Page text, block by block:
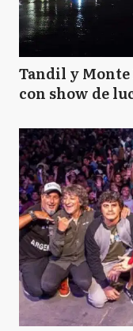
Tandil y Monte
con show de